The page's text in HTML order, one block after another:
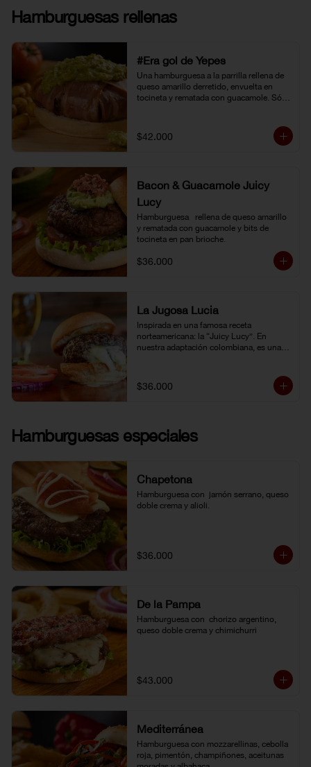
Hamburguesas rellenas
#Era gol de Yepes
Una hamburguesa a la parrilla rellena de
queso amarillo derretido, envuelta en
tocineta y rematada con guacamole. Sólo
porque definitivamente…
#EraGolDeYepes!
$42.000
Bacon & Guacamole Juicy
Lucy
Hamburguesa   rellena de queso amarillo
y rematada con guacamole y bits de
tocineta en pan brioche.
$36.000
La Jugosa Lucia
Inspirada en una famosa receta
norteamericana: la “Juicy Lucy”. En
nuestra adaptación colombiana, es una
sabor.
$36.000
Hamburguesas especiales
Chapetona
Hamburguesa con  jamón serrano, queso
doble crema y alioli.
$36.000
De la Pampa
Hamburguesa con  chorizo argentino,
queso doble crema y chimichurri
$43.000
Mediterránea
Hamburguesa con mozzarellinas, cebolla
roja, pimentón, champiñones, aceitunas